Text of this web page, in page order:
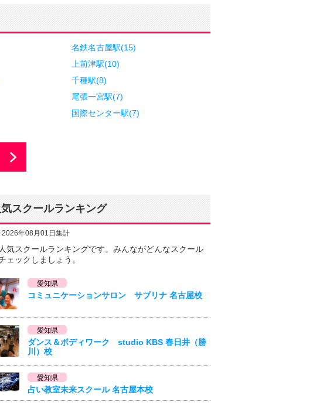
名鉄名古屋駅(15)
上前津駅(10)
千種駅(8)
尾張一宮駅(7)
国際センター駅(7)
スクールランキング
年08月01日集計
気スクールランキングです。みんながどんなスクール
ェックしましょう。
愛知県
コミュニケーションサロン サブリナ 名古屋校
愛知県
ダンス＆ボディワーク studio KBS 春日井（勝
川）校
愛知県
占い教室未来スクール 名古屋本校